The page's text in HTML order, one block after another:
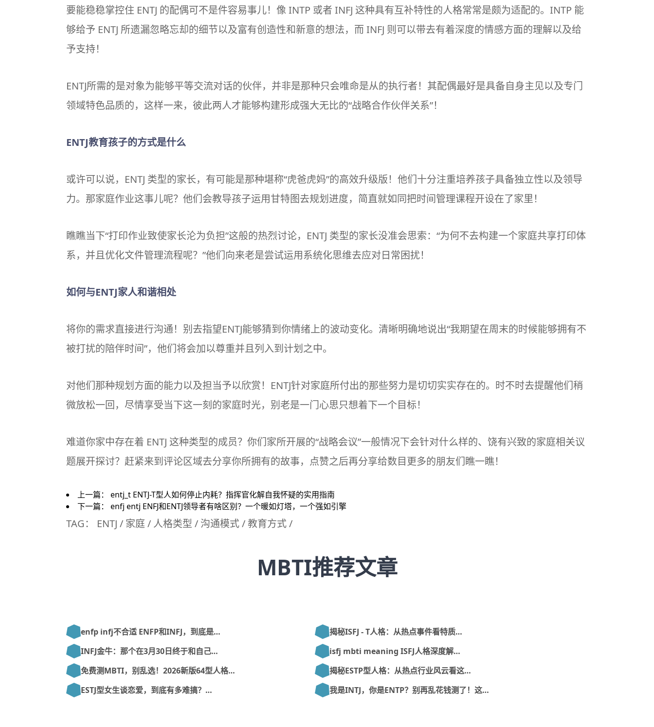
要能稳稳掌控住 ENTJ 的配偶可不是件容易事儿！像 INTP 或者 INFJ 这种具有互补特性的人格常常是颇为适配的。INTP 能
够给予 ENTJ 所遗漏忽略忘却的细节以及富有创造性和新意的想法，而 INFJ 则可以带去有着深度的情感方面的理解以及给
予支持！
ENTJ所需的是对象为能够平等交流对话的伙伴，并非是那种只会唯命是从的执行者！其配偶最好是具备自身主见以及专门
领域特色品质的，这样一来，彼此两人才能够构建形成强大无比的“战略合作伙伴关系”！
ENTJ教育孩子的方式是什么
或许可以说，ENTJ 类型的家长，有可能是那种堪称“虎爸虎妈”的高效升级版！他们十分注重培养孩子具备独立性以及领导
力。那家庭作业这事儿呢？他们会教导孩子运用甘特图去规划进度，简直就如同把时间管理课程开设在了家里！
瞧瞧当下“打印作业致使家长沦为负担”这般的热烈讨论，ENTJ 类型的家长没准会思索：“为何不去构建一个家庭共享打印体
系，并且优化文件管理流程呢？”他们向来老是尝试运用系统化思维去应对日常困扰！
如何与ENTJ家人和谐相处
将你的需求直接进行沟通！别去指望ENTJ能够猜到你情绪上的波动变化。清晰明确地说出“我期望在周末的时候能够拥有不
被打扰的陪伴时间”，他们将会加以尊重并且列入到计划之中。
对他们那种规划方面的能力以及担当予以欣赏！ENTJ针对家庭所付出的那些努力是切切实实存在的。时不时去提醒他们稍
微放松一回，尽情享受当下这一刻的家庭时光，别老是一门心思只想着下一个目标！
难道你家中存在着 ENTJ 这种类型的成员？你们家所开展的“战略会议”一般情况下会针对什么样的、饶有兴致的家庭相关议
题展开探讨？赶紧来到评论区域去分享你所拥有的故事，点赞之后再分享给数目更多的朋友们瞧一瞧！
上一篇： entj_t ENTJ-T型人如何停止内耗？指挥官化解自我怀疑的实用指南
下一篇： enfj entj ENFJ和ENTJ领导者有啥区别？一个暖如灯塔，一个强如引擎
TAG： ENTJ / 家庭 / 人格类型 / 沟通模式/教育方式/
MBTI推荐文章
enfp infj不合适 ENFP和INFJ，到底是…
揭秘ISFJ - T人格：从热点事件看特质…
INFJ金牛：那个在3月30日终于和自己…
isfj mbti meaning ISFJ人格深度解…
免费测MBTI，别乱选！2026新版64型人格…
揭秘ESTP型人格：从热点行业风云看这…
ESTJ型女生谈恋爱，到底有多难搞？…
我是INTJ，你是ENTP？别再乱花钱测了！这…